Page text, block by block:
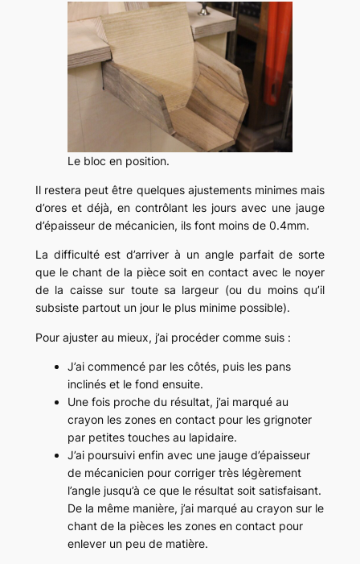
Le bloc en position.
Il restera peut être quelques ajustements minimes mais
d’ores et déjà, en contrôlant les jours avec une jauge
d’épaisseur de mécanicien, ils font moins de 0.4mm.
La difficulté est d’arriver à un angle parfait de sorte
que le chant de la pièce soit en contact avec le noyer
de la caisse sur toute sa largeur (ou du moins qu’il
subsiste partout un jour le plus minime possible).
Pour ajuster au mieux, j’ai procéder comme suis :
J’ai commencé par les côtés, puis les pans
inclinés et le fond ensuite.
Une fois proche du résultat, j’ai marqué au
crayon les zones en contact pour les grignoter
par petites touches au lapidaire.
J’ai poursuivi enfin avec une jauge d’épaisseur
de mécanicien pour corriger très légèrement
l’angle jusqu’à ce que le résultat soit satisfaisant.
De la même manière, j’ai marqué au crayon sur le
chant de la pièces les zones en contact pour
enlever un peu de matière.